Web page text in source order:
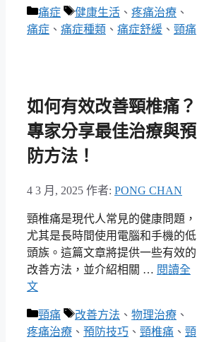
分
類
痛症
標
籤
健康生活 、 疼痛治療 、
痛症 、 痛症種類 、 痛症舒緩 、 頸痛
如何有效改善頸椎痛？
專家分享最佳治療與預
防方法！
4 3 月, 2025 作者: PONG CHAN
頸椎痛是現代人常見的健康問題，
尤其是長時間使用電腦和手機的低
頭族。這篇文章將提供一些有效的
改善方法，並介紹相關 … 閱讀全
文
分
類
頸痛
標
籤
改善方法 、 物理治療 、
疼痛治療 、 預防技巧 、 頸椎痛 、 頸